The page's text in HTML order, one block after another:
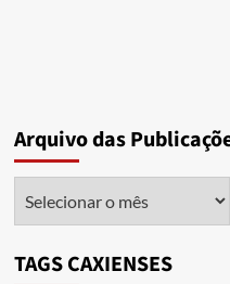
Arquivo das
TAGS CAXIENSES